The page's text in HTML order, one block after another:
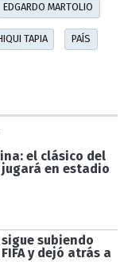
EDGARDO MARTOLIO
TAPIA PAÍS
el clásico del
en estadio
subiendo
y dejó atrás a